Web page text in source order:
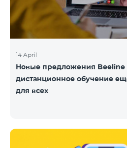
14 April
Новые предложения Beeline
дистанционное обучение
для всех